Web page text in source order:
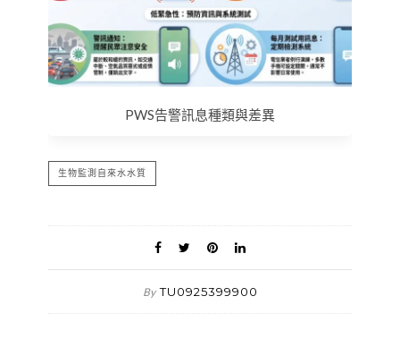
PWS告警訊息種類與差異
生物監測自來水水質
By TU0925399900